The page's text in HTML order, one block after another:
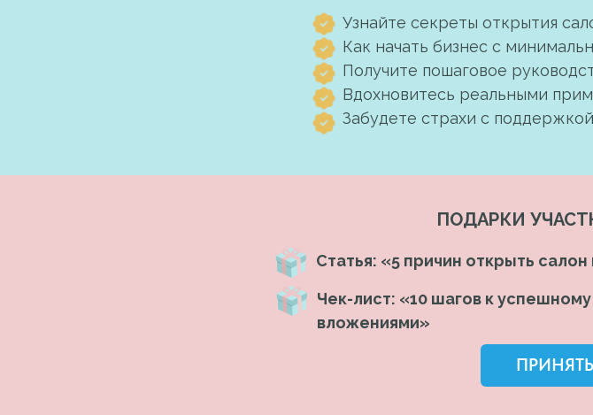
Статья: «5 причин открыть
Узнайте секреты открытия
Как начать бизнес с
Получите пошаговое
Вдохновитесь реальными
Забудете страхи с
Чек-лист: «10 шагов к
вложениями»
ПОДАРКИ